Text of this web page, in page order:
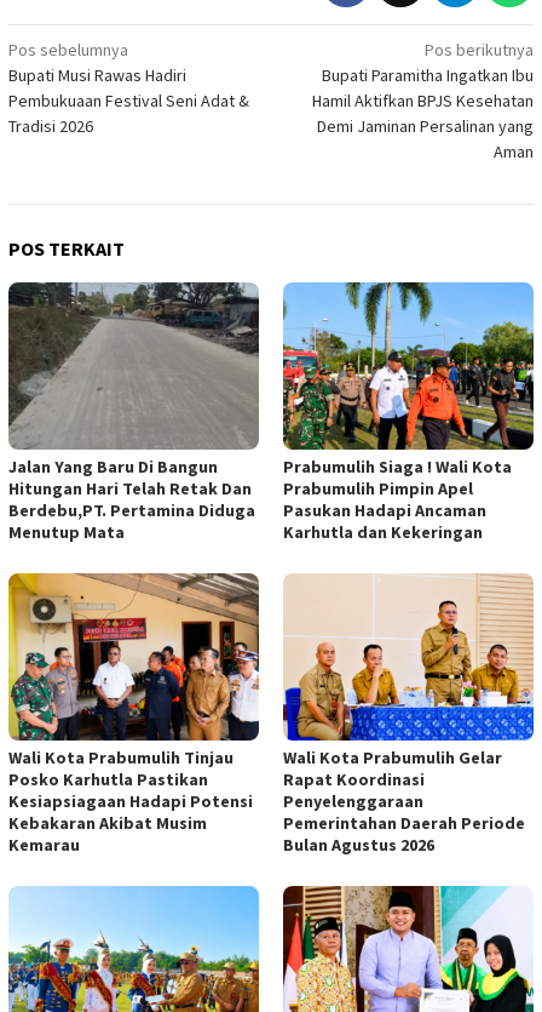
Navigasi
pos
Pos sebelumnya
Bupati Musi Rawas Hadiri
Pembukuaan Festival Seni Adat &
Tradisi 2026
Pos berikutnya
Bupati Paramitha Ingatkan Ibu
Hamil Aktifkan BPJS Kesehatan
Demi Jaminan Persalinan yang
Aman
POS TERKAIT
Jalan Yang Baru Di Bangun
Hitungan Hari Telah Retak Dan
Berdebu,PT. Pertamina Diduga
Menutup Mata
Prabumulih Siaga ! Wali Kota
Prabumulih Pimpin Apel
Pasukan Hadapi Ancaman
Karhutla dan Kekeringan
Wali Kota Prabumulih Tinjau
Posko Karhutla Pastikan
Kesiapsiagaan Hadapi Potensi
Kebakaran Akibat Musim
Kemarau
Wali Kota Prabumulih Gelar
Rapat Koordinasi
Penyelenggaraan
Pemerintahan Daerah Periode
Bulan Agustus 2026